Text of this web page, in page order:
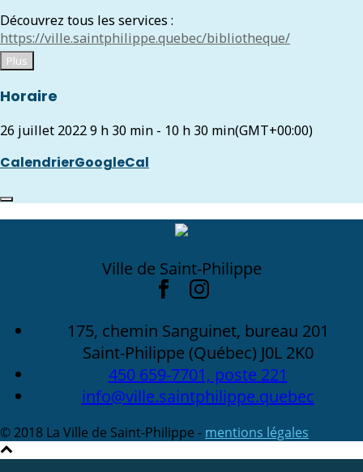
Découvrez tous les services :
https://ville.saintphilippe.quebec/bibliotheque/
Plus
Horaire
26 juillet 20229 h 30 min - 10 h 30 min(GMT+00:00)
CalendrierGoogleCal
Ville de Saint-Philippe
175, chemin Sanguinet, bureau 201
Saint-Philippe (Québec) J0L 2K0
450 659-7701, poste 221
info@ville.saintphilippe.quebec
© 2018 La Ville de Saint-Philippe - mentions légales